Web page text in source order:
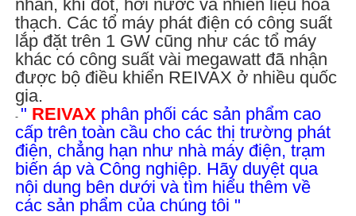
nhân, khí đốt, hơi nước và nhiên liệu hóa
thạch. Các tổ máy phát điện có công suất
lắp đặt trên 1 GW cũng như các tổ máy
khác có công suất vài megawatt đã nhận
được bộ điều khiển REIVAX ở nhiều quốc
gia.
- " REIVAX phân phối các sản phẩm cao
cấp trên toàn cầu cho các thị trường phát
điện, chẳng hạn như nhà máy điện, trạm
biến áp và Công nghiệp. Hãy duyệt qua
nội dung bên dưới và tìm hiểu thêm về
các sản phẩm của chúng tôi "